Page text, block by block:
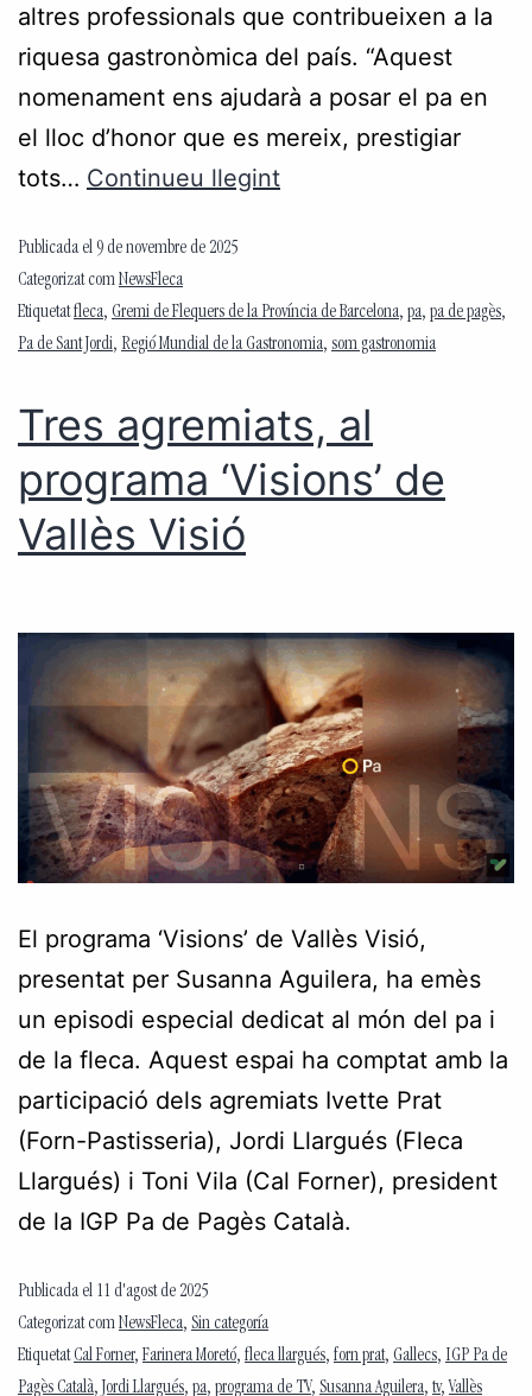
altres professionals que contribueixen a la
riquesa gastronòmica del país. “Aquest
nomenament ens ajudarà a posar el pa en
el lloc d’honor que es mereix, prestigiar
tots… Continueu llegint
Publicada el 9 de novembre de 2025
Categorizat comNewsFleca
Etiquetatfleca, Gremi de Flequers de la Província de Barcelona, pa, pa de pagès,
Pa de Sant Jordi, Regió Mundial de la Gastronomia, som gastronomia
Tres agremiats, al
programa ‘Visions’ de
Vallès Visió
El programa ‘Visions’ de Vallès Visió,
presentat per Susanna Aguilera, ha emès
un episodi especial dedicat al món del pa i
de la fleca. Aquest espai ha comptat amb la
participació dels agremiats Ivette Prat
(Forn-Pastisseria), Jordi Llargués (Fleca
Llargués) i Toni Vila (Cal Forner), president
de la IGP Pa de Pagès Català.
Publicada el 11 d'agost de 2025
Categorizat comNewsFleca, Sin categoría
EtiquetatCal Forner, Farinera Moretó, fleca llargués, forn prat, Gallecs, IGP Pa de
Pagès Català, Jordi Llargués, pa, programa de TV, Susanna Aguilera, tv, Vallès